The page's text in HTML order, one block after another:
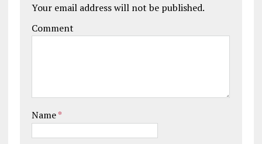
Your email address will not be published.
Comment
Name*